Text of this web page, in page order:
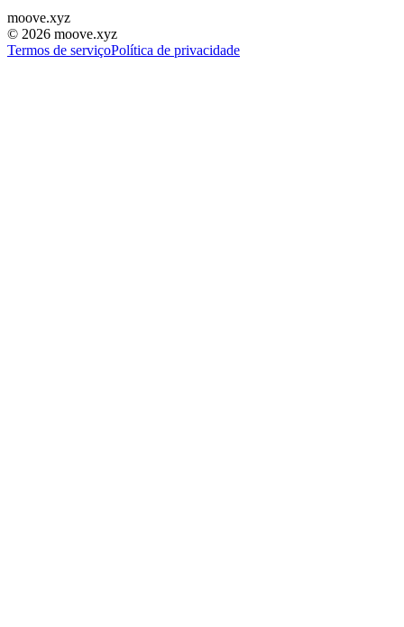
moove.xyz
© 2026 moove.xyz
Termos de serviçoPolítica de privacidade